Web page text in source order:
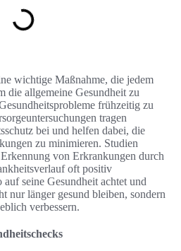
wichtige Maßnahme, die jedem
die allgemeine Gesundheit zu
frühzeitig zu
tragen
bei und helfen dabei, die
zu minimieren. Studien
von Erkrankungen durch
oft positiv
seine Gesundheit achtet und
nur länger gesund bleiben, sondern
verbessern.